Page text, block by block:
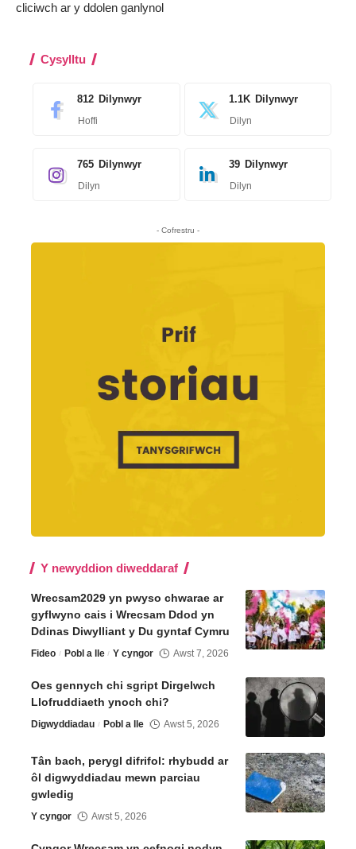
cliciwch ar y ddolen ganlynol
Cysylltu
812 Dilynwyr
Hoffi
1.1K Dilynwyr
Dilyn
765 Dilynwyr
Dilyn
39 Dilynwyr
Dilyn
- Cofrestru -
Y newyddion diweddaraf
Wrecsam2029 yn pwyso chwarae ar
gyflwyno cais i Wrecsam Ddod yn
Ddinas Diwylliant y Du gyntaf Cymru
Fideo Pobl a lle Y cyngor Awst 7, 2026
Oes gennych chi sgript Dirgelwch
Llofruddiaeth ynoch chi?
Digwyddiadau Pobl a lle Awst 5, 2026
Tân bach, perygl difrifol: rhybudd ar
ôl digwyddiadau mewn parciau
gwledig
Y cyngor Awst 5, 2026